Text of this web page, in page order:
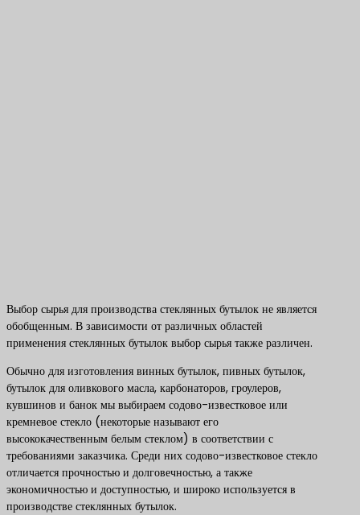
Выбор сырья для производства стеклянных бутылок не является
обобщенным. В зависимости от различных областей
применения стеклянных бутылок выбор сырья также различен.
Обычно для изготовления винных бутылок, пивных бутылок,
бутылок для оливкового масла, карбонаторов, гроулеров,
кувшинов и банок мы выбираем содово-известковое или
кремневое стекло (некоторые называют его
высококачественным белым стеклом) в соответствии с
требованиями заказчика. Среди них содово-известковое стекло
отличается прочностью и долговечностью, а также
экономичностью и доступностью, и широко используется в
производстве стеклянных бутылок.